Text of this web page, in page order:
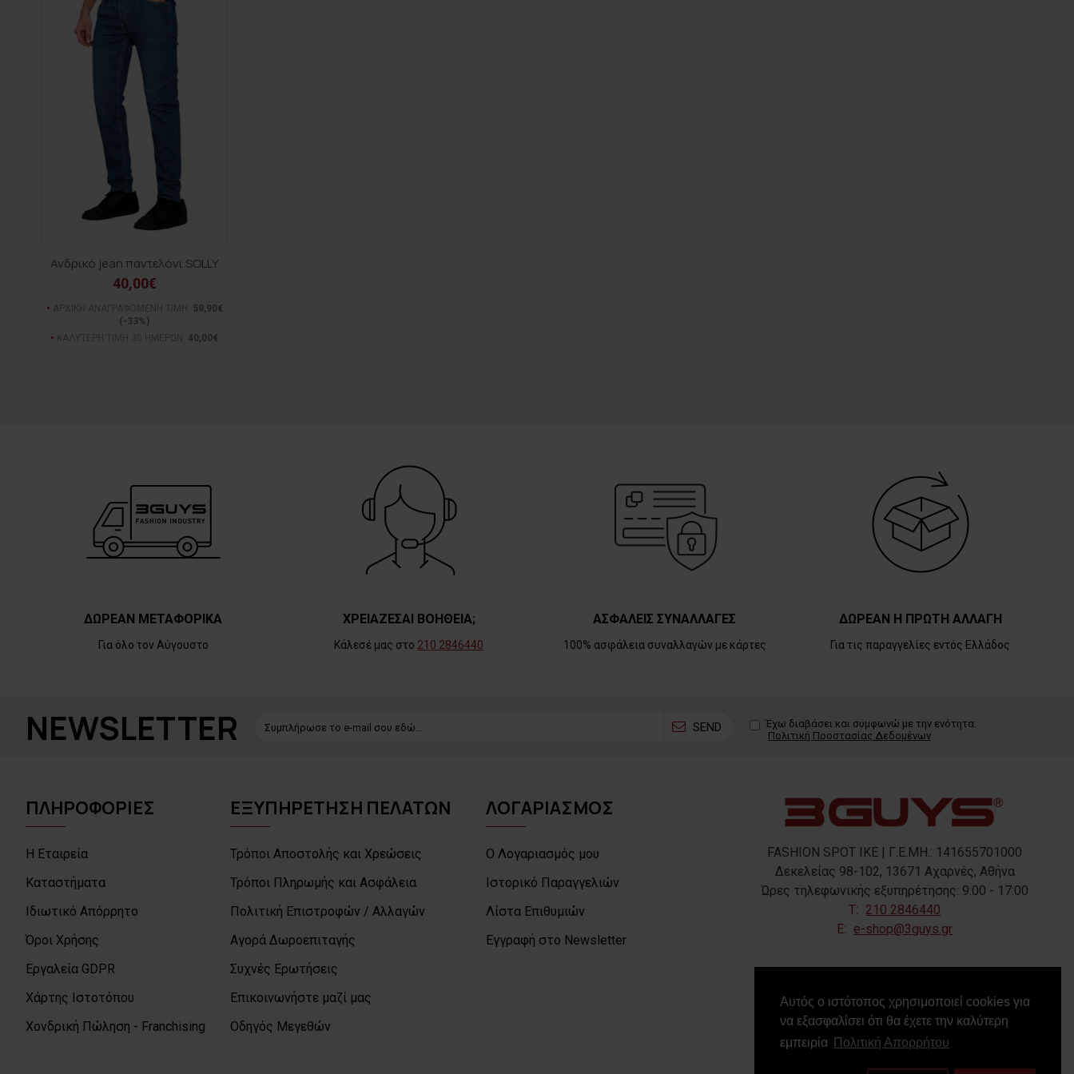
Αυτός ο ιστότοπος χρησιμοποιεί cookies για
να εξασφαλίσει ότι θα έχετε την καλύτερη
εμπειρία Πολιτική Απορρήτου
Ανδρικό jean παντελόνι SOLLY
40,00€
59,90€
(-33%)
40,00€
ΔΩΡΕΑΝ ΜΕΤΑΦΟΡΙΚΑ
Για όλο τον Αύγουστο
ΧΡΕΙΑΖΕΣΑΙ ΒΟΗΘΕΙΑ;
Κάλεσέ μας στο 210 2846440
ΑΣΦΑΛΕΙΣ ΣΥΝΑΛΛΑΓΕΣ
100% ασφάλεια συναλλαγών με κάρτες
ΔΩΡΕΑΝ Η ΠΡΩΤΗ ΑΛΛΑΓΗ
Για τις παραγγελίες εντός Ελλάδος
NEWSLETTER SEND
Έχω διαβάσει και συμφωνώ με την ενότητα:
Πολιτική Προστασίας Δεδομένων
ΠΛΗΡΟΦΟΡΙΕΣ
Η Εταιρεία
Καταστήματα
Ιδιωτικό Απόρρητο
Όροι Χρήσης
Εργαλεία GDPR
Χάρτης Ιστοτόπου
Χονδρική Πώληση - Franchising
ΕΞΥΠΗΡΕΤΗΣΗ ΠΕΛΑΤΩΝ
Τρόποι Αποστολής και Χρεώσεις
Τρόποι Πληρωμής και Ασφάλεια
Πολιτική Επιστροφών / Αλλαγών
Αγορά Δωροεπιταγής
Συχνές Ερωτήσεις
Επικοινωνήστε μαζί μας
Οδηγός Μεγεθών
ΛΟΓΑΡΙΑΣΜΟΣ
Ο Λογαριασμός μου
Ιστορικό Παραγγελιών
Λίστα Επιθυμιών
Εγγραφή στο Newsletter
FASHION SPOT IKE | Γ.Ε.ΜΗ.: 141655701000
Δεκελείας 98-102, 13671 Αχαρνές, Αθήνα
Ώρες τηλεφωνικής εξυπηρέτησης: 9:00 - 17:00
T: 210 2846440
E: e-shop@3guys.gr